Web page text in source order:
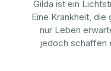
Gilda ist ein
Eine Krankheit, die
nur Leben
jedoch schaffen